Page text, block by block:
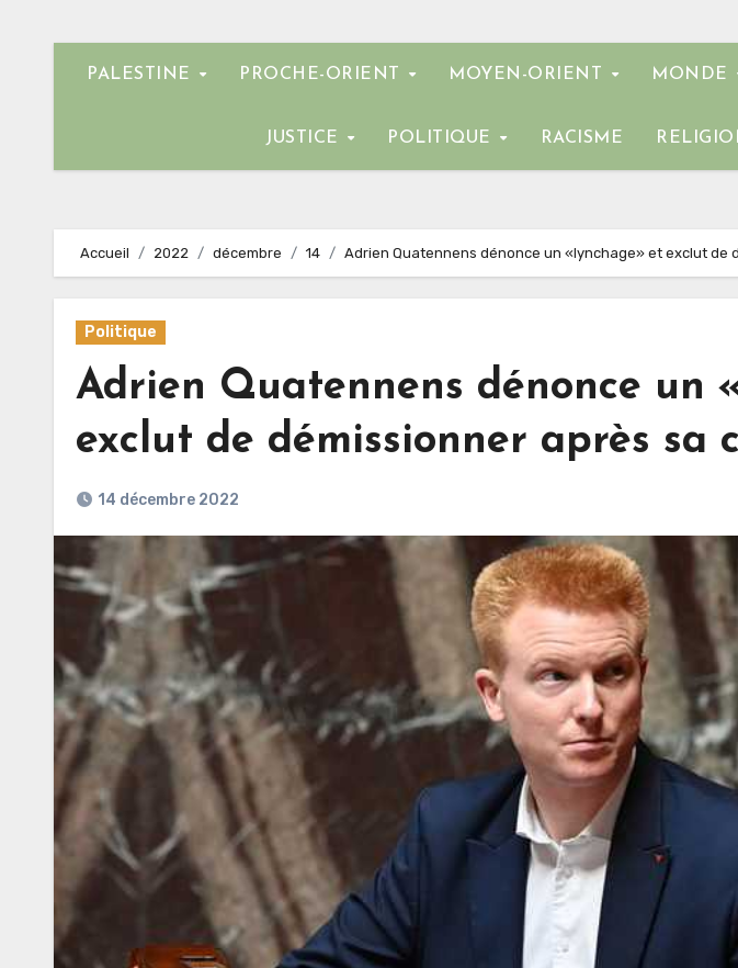
PALESTINE PROCHE-ORIENT MOYEN-ORIENT MONDE
JUSTICE POLITIQUE RACISME
Accueil 2022 décembre 14 Adrien Quatennens dénonce un «lynchage» et exclut de
Politique
Adrien Quatennens dénonce un
exclut de démissionner après sa
14 décembre 2022